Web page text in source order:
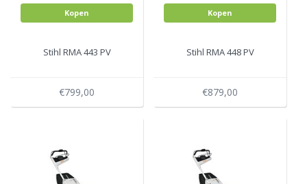
Kopen
Stihl RMA 443 PV
€799,00
Kopen
Stihl RMA 448 PV
€879,00